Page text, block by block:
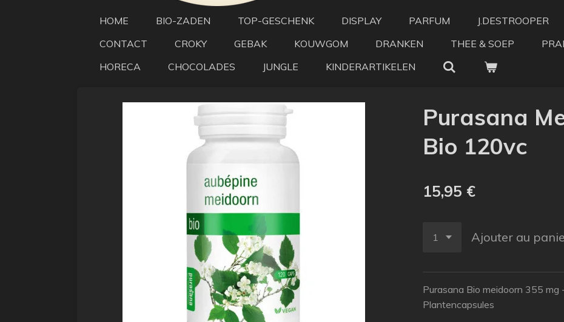
HOME BIO-ZADEN TOP-GESCHENK DISPLAY PARFUM J.DESTROOPER
CONTACT
CROKY GEBAK KOUWGOM DRANKEN THEE & SOEP
HORECA
CHOCOLADES JUNGLE KINDERARTIKELEN
Purasana
Bio 120vc
15,95 €
Ajouter au
Purasana Bio meidoorn 355 mg
Plantencapsules